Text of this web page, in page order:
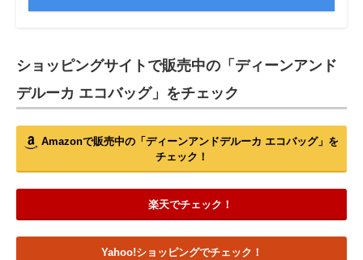
ショッピングサイトで販売中の「ディーンアンド
デルーカ エコバッグ」をチェック
Amazonで販売中の「ディーンアンドデルーカ エコバッグ」を
チェック！
楽天でチェック！
Yahoo!ショッピングでチェック！